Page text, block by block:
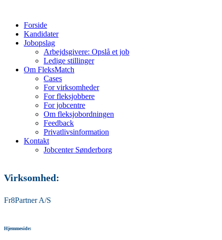
Forside
Kandidater
Jobopslag
Arbejdsgivere: Opslå et job
Ledige stillinger
Om FleksMatch
Cases
For virksomheder
For fleksjobbere
For jobcentre
Om fleksjobordningen
Feedback
Privatlivsinformation
Kontakt
Jobcenter Sønderborg
Virksomhed:
Fr8Partner A/S
Hjemmeside: